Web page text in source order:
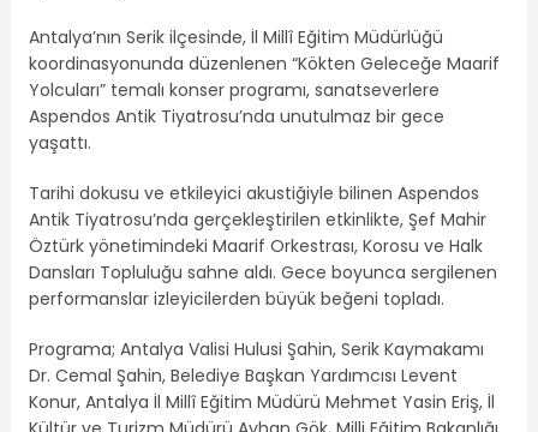
Antalya’nın Serik ilçesinde, İl Millî Eğitim Müdürlüğü
koordinasyonunda düzenlenen “Kökten Geleceğe Maarif
Yolcuları” temalı konser programı, sanatseverlere
Aspendos Antik Tiyatrosu’nda unutulmaz bir gece
yaşattı.
Tarihi dokusu ve etkileyici akustiğiyle bilinen Aspendos
Antik Tiyatrosu’nda gerçekleştirilen etkinlikte, Şef Mahir
Öztürk yönetimindeki Maarif Orkestrası, Korosu ve Halk
Dansları Topluluğu sahne aldı. Gece boyunca sergilenen
performanslar izleyicilerden büyük beğeni topladı.
Programa; Antalya Valisi Hulusi Şahin, Serik Kaymakamı
Dr. Cemal Şahin, Belediye Başkan Yardımcısı Levent
Konur, Antalya İl Millî Eğitim Müdürü Mehmet Yasin Eriş, İl